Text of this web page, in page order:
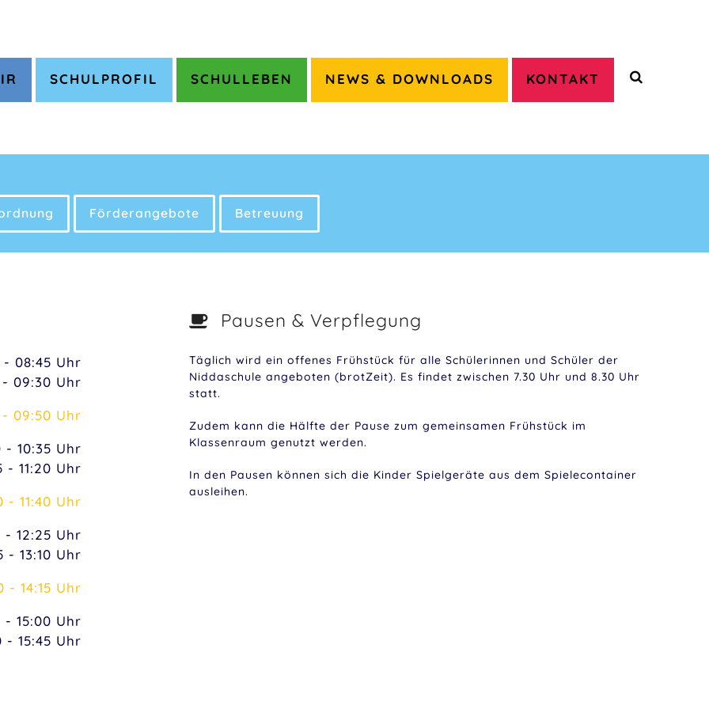
SCHULPROFIL SCHULLEBEN NEWS & DOWNLOADS KONTAKT
Förderangebote Betreuung
- 08:45 Uhr
- 09:30 Uhr
09:50 Uhr
- 10:35 Uhr
- 11:20 Uhr
- 11:40 Uhr
- 12:25 Uhr
- 13:10 Uhr
- 14:15 Uhr
- 15:00 Uhr
- 15:45 Uhr
Pausen & Verpflegung
Täglich wird ein offenes Frühstück für alle Schülerinnen und Schüler der
Niddaschule angeboten (brotZeit). Es findet zwischen 7.30 Uhr und 8.30 Uhr
statt.
Zudem kann die Hälfte der Pause zum gemeinsamen Frühstück im
Klassenraum genutzt werden.
In den Pausen können sich die Kinder Spielgeräte aus dem Spielecontainer
ausleihen.